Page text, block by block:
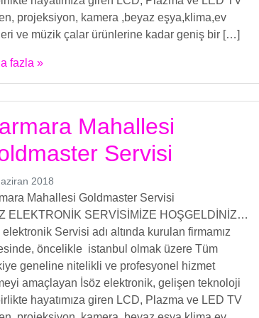
projeksiyon, kamera ,beyaz eşya,klima,ev
ve müzik çalar ürünlerine kadar geniş bir […]
fazla »
Mahallesi
Servisi
2018
Mahallesi Goldmaster Servisi
ELEKTRONİK SERVİSİMİZE HOŞGELDİNİZ…
elektronik Servisi adı altında kurulan firmamız
öncelikle istanbul olmak üzere Tüm
geneline nitelikli ve profesyonel hizmet
amaçlayan İsöz elektronik, gelişen teknoloji
hayatımıza giren LCD, Plazma ve LED TV